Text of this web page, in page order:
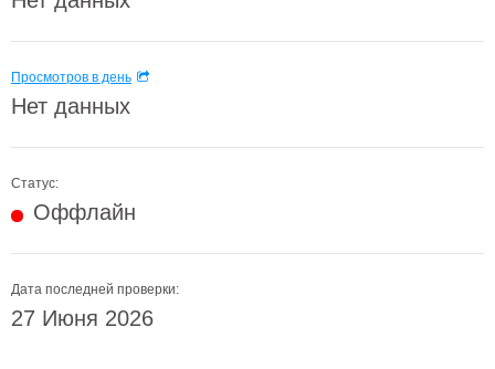
Просмотров в день
Нет данных
Статус:
Оффлайн
Дата последней проверки:
27 Июня 2026